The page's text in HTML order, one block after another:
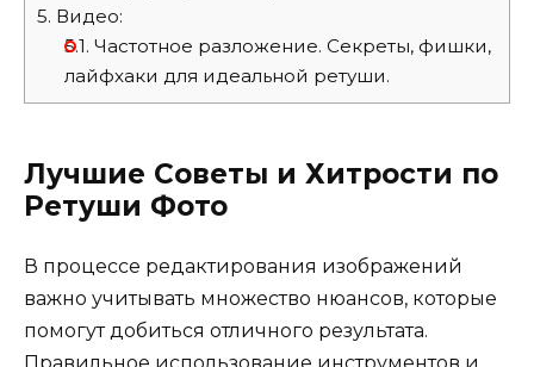
5. Видео:
5.1. Частотное разложение. Секреты, фишки,
лайфхаки для идеальной ретуши.
Лучшие Советы и Хитрости по
Ретуши Фото
В процессе редактирования изображений
важно учитывать множество нюансов, которые
помогут добиться отличного результата.